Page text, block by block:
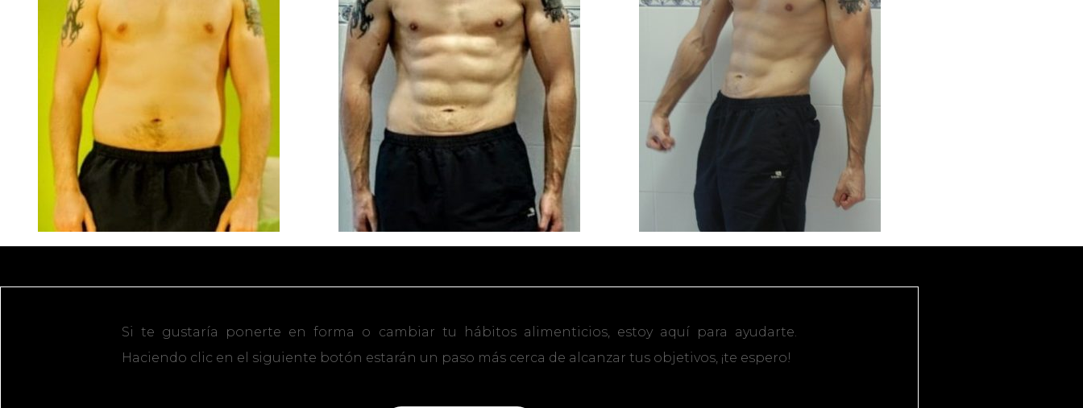
Si te gustaría ponerte en forma o cambiar tu hábitos alimenticios, estoy aquí para ayudarte.
Haciendo clic en el siguiente botón estarán un paso más cerca de alcanzar tus objetivos, ¡te espero!